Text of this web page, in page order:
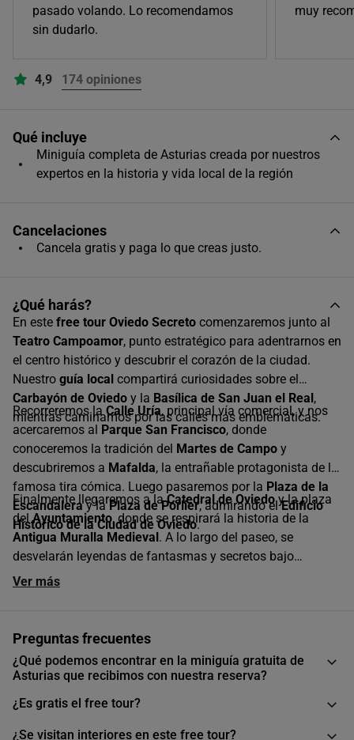
17:30
pasado volando. Lo recomendamos
sin dudarlo.
muy
4,9 174 opiniones
Qué incluye
Miniguía completa de Asturias creada por nuestros
expertos en la historia y vida local de la región
Cancelaciones
Cancela gratis y paga lo que creas justo.
¿Qué harás?
En este free tour Oviedo Secreto comenzaremos junto al
Teatro Campoamor, punto estratégico para adentrarnos en
el centro histórico y descubrir el corazón de la ciudad.
Nuestro guía local compartirá curiosidades sobre el
Carbayón de Oviedo y la Basílica de San Juan el Real,
mientras caminamos por las calles más emblemáticas.
Recorreremos laCalle Uría, principal vía comercial, y nos
acercaremos al Parque San Francisco, donde
conoceremos la tradición del Martes de Campo y
descubriremos a Mafalda, la entrañable protagonista de la
famosa tira cómica. Luego pasaremos por la Plaza de la
Escandaleray laPlaza de Porlier, admirando elEdificio
Histórico de la Ciudad de Oviedo.
Finalmente llegaremos a laCatedral de Oviedoy la plaza
delAyuntamiento, donde se respirará la historia de la
Antigua Muralla Medieval. A lo largo del paseo, se
desvelarán leyendas de fantasmas y secretos bajo
nuestros pies. Un
Ver más
Preguntas frecuentes
¿Qué podemos encontrar en la miniguía gratuita de
Asturias que recibimos con nuestra reserva?
¿Es gratis el free tour?
¿Se visitan interiores en este free tour?